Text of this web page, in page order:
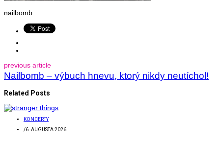
nailbomb
previous article
Nailbomb – výbuch hnevu, ktorý nikdy neutíchol!
Related Posts
KONCERTY
/6. AUGUSTA 2026